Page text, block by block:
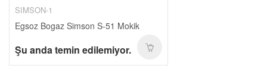
SIMSON-1
Egsoz Bogaz Simson S-51 Mokik
Şu anda temin edilemiyor.